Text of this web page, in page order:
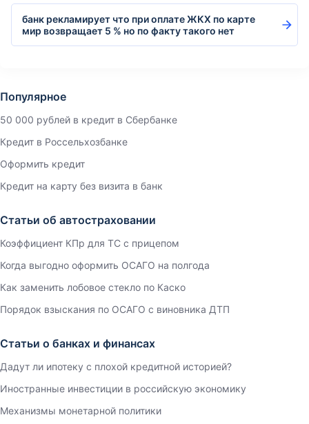
банк рекламирует что при оплате ЖКХ по карте
мир возвращает 5 % но по факту такого нет
Популярное
50 000 рублей в кредит в Сбербанке
Кредит в Россельхозбанке
Оформить кредит
Кредит на карту без визита в банк
Статьи об автостраховании
Коэффициент КПр для ТС с прицепом
Когда выгодно оформить ОСАГО на полгода
Как заменить лобовое стекло по Каско
Порядок взыскания по ОСАГО с виновника ДТП
Статьи о банках и финансах
Дадут ли ипотеку с плохой кредитной историей?
Иностранные инвестиции в российскую экономику
Механизмы монетарной политики